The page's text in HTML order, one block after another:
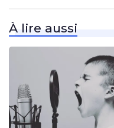
À lire aussi